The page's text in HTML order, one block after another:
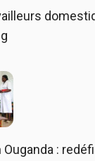
Ouganda :